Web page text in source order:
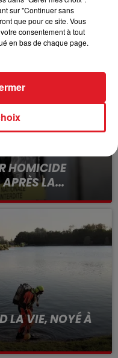
HOMICIDE
LA...
le logement servait
LA VIE, NOYÉ À
sur "Continuer sans
que pour ce site. Vous
consentement à tout
en bas de chaque page.